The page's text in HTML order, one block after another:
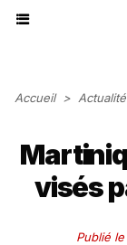
Accueil >
visés
Publié